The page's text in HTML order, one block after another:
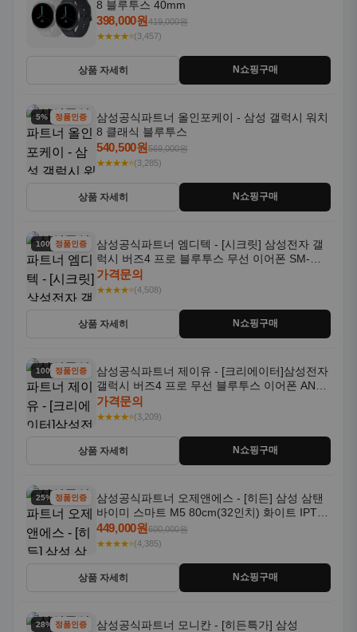
8 블루투스 40mm
398,000원419,000원
★★★★⭐(3,457)
상품 자세히 N쇼핑구매
5% 할인정품인증
삼성공식파트너 올인포케이 - 삼성 갤럭시 워치
8 클래식 블루투스
540,500원569,000원
★★★★⭐(3,285)
상품 자세히 N쇼핑구매
100% 할인
정품인증
삼성공식파트너 엠디텍 - [시크릿] 삼성전자 갤
럭시 버즈4 프로 블루투스 무선 이어폰 SM-
R640N
가격문의
★★★★⭐(4,508)
상품 자세히 N쇼핑구매
100% 할인
정품인증
삼성공식파트너 제이유 - [크리에이터]삼성전자
갤럭시 버즈4 프로 무선 블루투스 이어폰 ANC
SM-R640N
가격문의
★★★★⭐(3,209)
상품 자세히 N쇼핑구매
25% 할인정품인증
삼성공식파트너 오제앤에스 - [히든] 삼성 삼탠
바이미 스마트 M5 80cm(32인치) 화이트 IPTV
OTT 패키지
449,000원600,000원
★★★★⭐(4,385)
상품 자세히 N쇼핑구매
28% 할인정품인증
삼성공식파트너 모니칸 - [히든특가] 삼성